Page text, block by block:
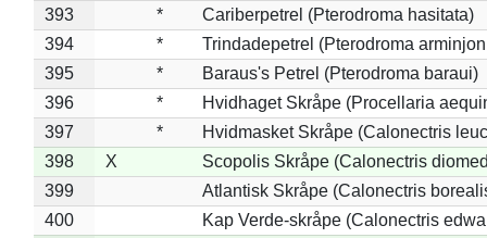
393
*
Cariberpetrel (Pterodroma hasitata)
394
*
Trindadepetrel (Pterodroma
395
*
Baraus's Petrel (Pterodroma baraui)
396
*
Hvidhaget Skråpe (Procellaria
397
*
Hvidmasket Skråpe (Calonectris
398
X
Scopolis Skråpe (Calonectris
399
Atlantisk Skråpe (Calonectris
400
Kap Verde-skråpe (Calonectris